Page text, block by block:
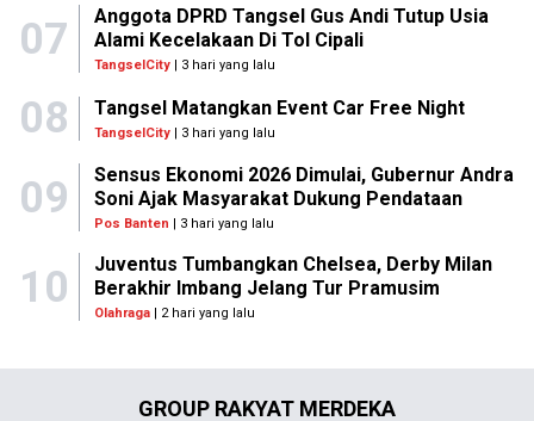
07
Anggota DPRD Tangsel Gus Andi Tutup Usia
Alami Kecelakaan Di Tol Cipali
TangselCity| 3 hari yang lalu
08 Tangsel Matangkan Event Car Free Night
TangselCity | 3 hari yang lalu
09
Sensus Ekonomi 2026 Dimulai, Gubernur Andra
Soni Ajak Masyarakat Dukung Pendataan
Pos Banten | 3 hari yang lalu
10
Juventus Tumbangkan Chelsea, Derby Milan
Berakhir Imbang Jelang Tur Pramusim
Olahraga| 2 hari yang lalu
GROUP RAKYAT MERDEKA